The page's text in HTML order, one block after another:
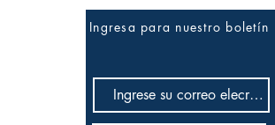
Ingresa para nuestro boletín